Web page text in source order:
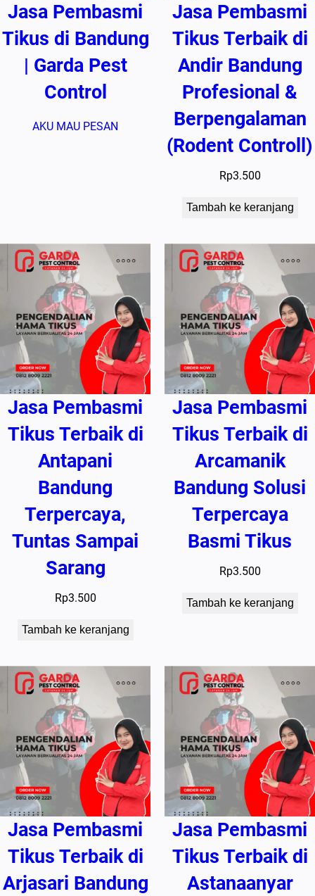
Jasa Pembasmi
Tikus di Bandung
| Garda Pest
Control
AKU MAU PESAN
Jasa Pembasmi
Tikus Terbaik di
Andir Bandung
Profesional &
Berpengalaman
(Rodent Controll)
Rp3.500
Tambah ke keranjang
Jasa Pembasmi
Tikus Terbaik di
Antapani
Bandung
Terpercaya,
Tuntas Sampai
Sarang
Rp3.500
Tambah ke keranjang
Jasa Pembasmi
Tikus Terbaik di
Arcamanik
Bandung Solusi
Terpercaya
Basmi Tikus
Rp3.500
Tambah ke keranjang
Jasa Pembasmi
Tikus Terbaik di
Arjasari Bandung
Jasa Pembasmi
Tikus Terbaik di
Astanaanyar